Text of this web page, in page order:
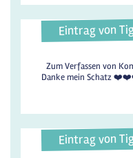
Eintrag von
Zum Verfassen von
Danke mein Schatz
Eintrag von